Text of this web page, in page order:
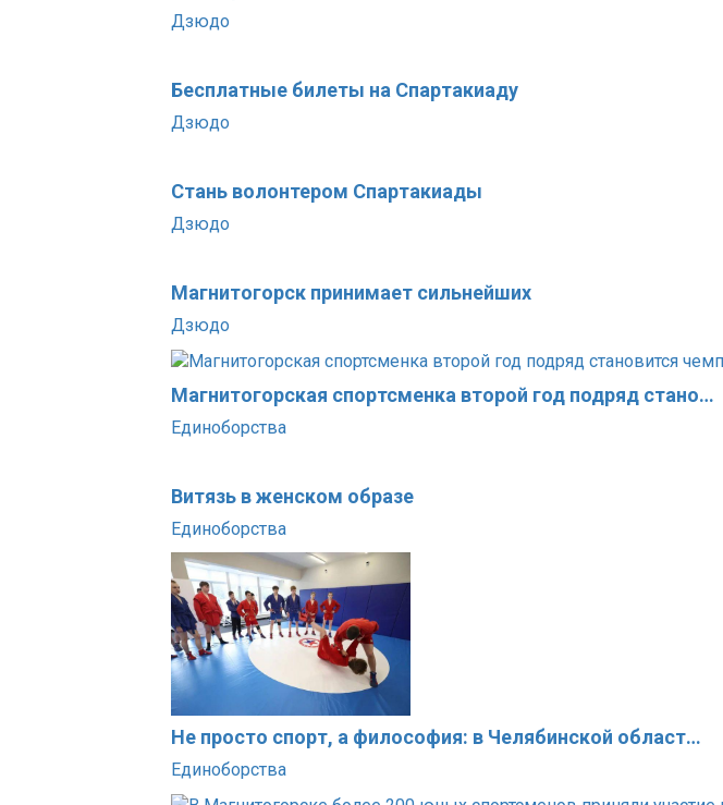
Дзюдо
Бесплатные билеты на Спартакиаду
Дзюдо
Стань волонтером Спартакиады
Дзюдо
Магнитогорск принимает сильнейших
Дзюдо
Магнитогорская спортсменка второй год подряд стано…
Единоборства
Витязь в женском образе
Единоборства
Не просто спорт, а философия: в Челябинской област…
Единоборства